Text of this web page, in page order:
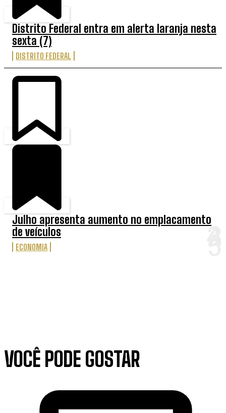
Distrito Federal entra em alerta laranja nesta
sexta (7)
DISTRITO FEDERAL
Julho apresenta aumento no emplacamento
de veículos
ECONOMIA
VOCÊ PODE GOSTAR